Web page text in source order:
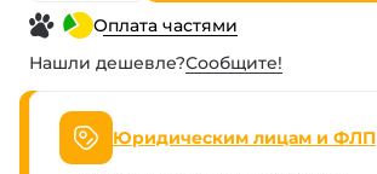
Оплата частями
Нашли дешевле?Сообщите!
Юридическим лицам и ФЛП